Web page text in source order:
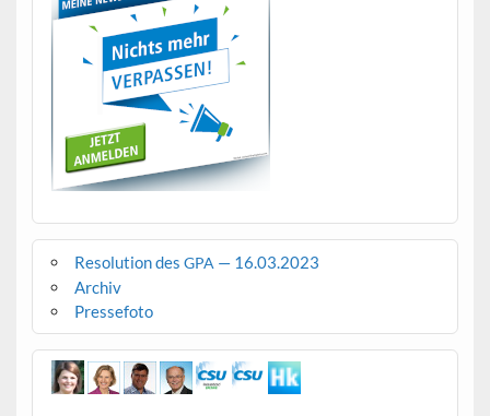
Resolution des GPA — 16.03.2023
Archiv
Pressefoto